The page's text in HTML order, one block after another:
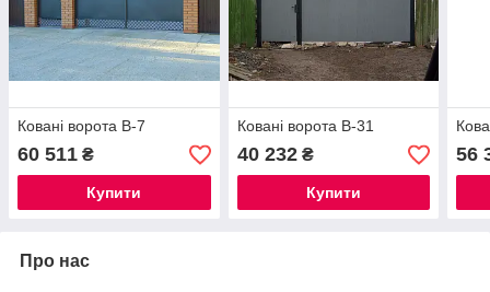
Ковані ворота В-7
60 511 ₴
Купити
Ковані ворота В-31
40 232₴
Купити
56
Про нас